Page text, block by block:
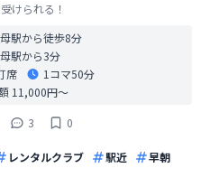
けられる！
駅から徒歩8分
駅から3分
席
1コマ50分
11,000円〜
3 0
レンタルクラブ 駅近
早朝